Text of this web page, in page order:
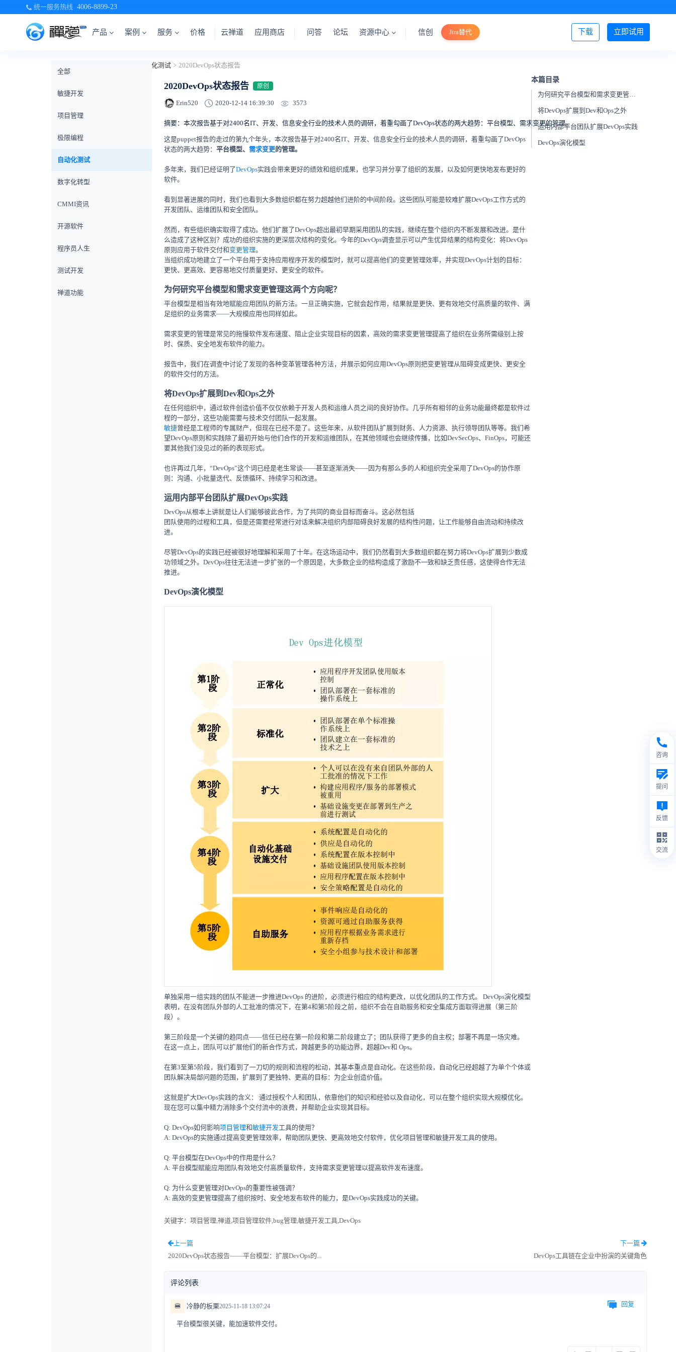
统一服务热线 4006-8899-23
产品 案例 服务 价格 立即试用
下载
云禅道 应用商店 问答 论坛 资源中心 信创 Jira替代 登录/注册
自动化测试 > 2020DevOps状态报告
全部
敏捷开发
项目管理
极限编程
自动化测试
数字化转型
CMMI资讯
开源软件
程序员人生
测试开发
禅道功能
2020DevOps状态报告 原创
Erin520 2020-12-14 16:39:30 3573
摘要：本次报告基于对2400名IT、开发、信息安全行业的技术人员的调研，着重勾画了DevOps状态的两大趋势：平台模型、需求变更的管理。
本篇目录
为何研究平台模型和需求变更管理这两个方向呢？
将DevOps扩展到Dev和Ops之外
运用内部平台团队扩展DevOps实践
DevOps演化模型
这是puppet报告的走过的第九个年头，本次报告基于对2400名IT、开发、信息安全行业的技术人员的调研，着重勾画了DevOps
状态的两大趋势： 平台模型、 需求变更的管理。
多年来，我们已经证明了DevOps实践会带来更好的绩效和组织成果，也学习并分享了组织的发展，以及如何更快地发布更好的
软件。
看到显著进展的同时，我们也看到大多数组织都在努力超越他们进阶的中间阶段。这些团队可能是较难扩展DevOps工作方式的
开发团队、运维团队和安全团队。
然而，有些组织确实取得了成功。他们扩展了DevOps超出最初早期采用团队的实践，继续在整个组织内不断发展和改进。是什
么造成了这种区别？成功的组织实施的更深层次结构的变化。今年的DevOps调查显示可以产生优异结果的结构变化：将DevOps
原则应用于软件交付和 变更管理。
当组织成功地建立了一个平台用于支持应用程序开发的模型时，就可以提高他们的变更管理效率，并实现DevOps计划的目标：
更快、更高效、更容易地交付质量更好、更安全的软件。
为何研究平台模型和需求变更管理这两个方向呢？
平台模型是相当有效地赋能应用团队的新方法。一旦正确实施，它就会起作用，结果就是更快、更有效地交付高质量的软件、满
足组织的业务需求——大规模应用也同样如此。
需求变更的管理是常见的拖慢软件发布速度、阻止企业实现目标的因素，高效的需求变更管理提高了组织在业务所需级别上按
时、保质、安全地发布软件的能力。
报告中，我们在调查中讨论了发现的各种变革管理各种方法，并展示如何应用DevOps原则把变更管理从阻碍变成更快、更安全
的软件交付的方法。
将DevOps扩展到Dev和Ops之外
在任何组织中，通过软件创造价值不仅仅依赖于开发人员和运维人员之间的良好协作。几乎所有相邻的业务功能最终都是软件过
程的一部分，这些功能需要与技术交付团队一起发展。
敏捷曾经是工程师的专属财产，但现在已经不是了。这些年来，从软件团队扩展到财务、人力资源、执行领导团队等等。我们希
望DevOps原则和实践除了最初开始与他们合作的开发和运维团队，在其他领域也会继续传播，比如DevSecOps、FinOps，可能还
要其他我们没见过的新的表现形式。
也许再过几年，“DevOps”这个词已经是老生常谈——甚至逐渐消失——因为有那么多的人和组织完全采用了DevOps的协作原
则：沟通、小批量迭代、反馈循环、持续学习和改进。
运用内部平台团队扩展DevOps实践
DevOps从根本上讲就是让人们能够彼此合作，为了共同的商业目标而奋斗。这必然包括
团队使用的过程和工具，但是还需要经常进行对话来解决组织内部阻碍良好发展的结构性问题，让工作能够自由流动和持续改
进。
尽管DevOps的实践已经被很好地理解和采用了十年。在这场运动中，我们仍然看到大多数组织都在努力将DevOps扩展到少数成
功领域之外。DevOps往往无法进一步扩张的一个原因是，大多数企业的结构造成了激励不一致和缺乏责任感，这使得合作无法
推进。
DevOps演化模型
单独采用一组实践的团队不能进一步推进DevOps 的进阶，必须进行相应的结构更改，以优化团队的工作方式。 DevOps演化模型
表明，在没有团队外部的人工批准的情况下，在第4和第5阶段之前，组织不会在自助服务和安全集成方面取得进展（第三阶
段）。
第三阶段是一个关键的趋同点——信任已经在第一阶段和第二阶段建立了；团队获得了更多的自主权；部署不再是一场灾难。
在这一点上，团队可以扩展他们的新合作方式，跨越更多的功能边界，超越Dev和 Ops。
在第3至第5阶段，我们看到了一刀切的规则和流程的松动，其基本重点是自动化。在这些阶段，自动化已经超越了为单个个体或
团队解决局部问题的范围，扩展到了更独特、更高的目标：为企业创造价值。
这就是扩大DevOps实践的含义： 通过授权个人和团队，依靠他们的知识和经验以及自动化，可以在整个组织实现大规模优化。
现在您可以集中精力消除多个交付流中的浪费，并帮助企业实现其目标。
Q: DevOps如何影响项目管理和敏捷开发工具的使用？
A: DevOps的实施通过提高变更管理效率，帮助团队更快、更高效地交付软件，优化项目管理和敏捷开发工具的使用。
Q: 平台模型在DevOps中的作用是什么？
A: 平台模型赋能应用团队有效地交付高质量软件，支持需求变更管理以提高软件发布速度。
Q: 为什么变更管理对DevOps的重要性被强调？
A: 高效的变更管理提高了组织按时、安全地发布软件的能力，是DevOps实践成功的关键。
关键字 ：项目管理,禅道,项目管理软件,bug管理,敏捷开发工具,DevOps
上一篇
2020DevOps状态报告——平台模型：扩展DevOps的...
下一篇
DevOps工具链在企业中扮演的关键角色
评论列表
🍔 冷静的板栗2025-11-18 13:07:24 回复
平台模型很关键，能加速软件交付。
咨询
提问
反馈
交流